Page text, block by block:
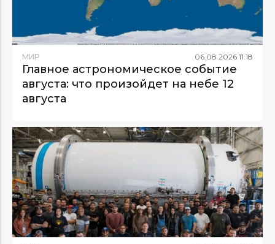
МИР 06 08 2026 11:18
Главное астрономическое событие
августа: что произойдет на небе 12
августа